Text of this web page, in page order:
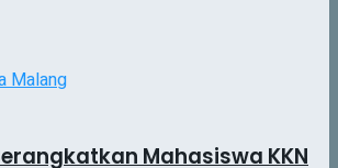
Mahasiswa KKN